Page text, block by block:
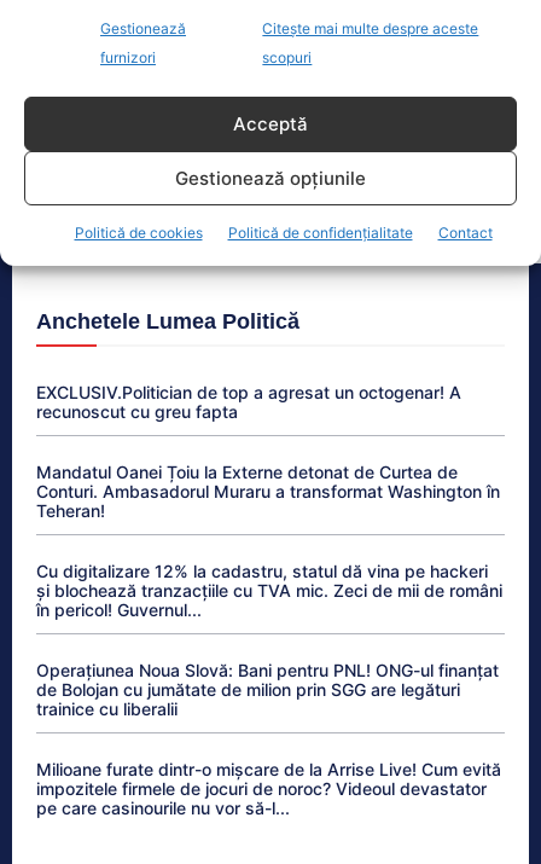
Gestionează
furnizori
Citește mai multe despre aceste
scopuri
Acceptă
Gestionează opțiunile
Politică de cookies Politică de confidențialitate Contact
Petrişor Peiu cere explicații: ‘Din cele 16,7 miliarde
de euro împrumutate de coaliţie nu s-au găsit şi
nişte bani pentru refacerea unui furnal ‘
Bolojan fuge de întrebările despre criza energetică.
România, în stare de alertă
Schimbări majore pentru prosumatori în România.
Noua lege aduce reguli clare și drepturi extinse
Anchetele Lumea Politică
EXCLUSIV.Politician de top a agresat un octogenar! A
recunoscut cu greu fapta
Mandatul Oanei Țoiu la Externe detonat de Curtea de
Conturi. Ambasadorul Muraru a transformat Washington în
Teheran!
Cu digitalizare 12% la cadastru, statul dă vina pe hackeri
și blochează tranzacțiile cu TVA mic. Zeci de mii de români
în pericol! Guvernul...
Operațiunea Noua Slovă: Bani pentru PNL! ONG-ul finanțat
de Bolojan cu jumătate de milion prin SGG are legături
trainice cu liberalii
Milioane furate dintr-o mișcare de la Arrise Live! Cum evită
impozitele firmele de jocuri de noroc? Videoul devastator
pe care casinourile nu vor să-l...